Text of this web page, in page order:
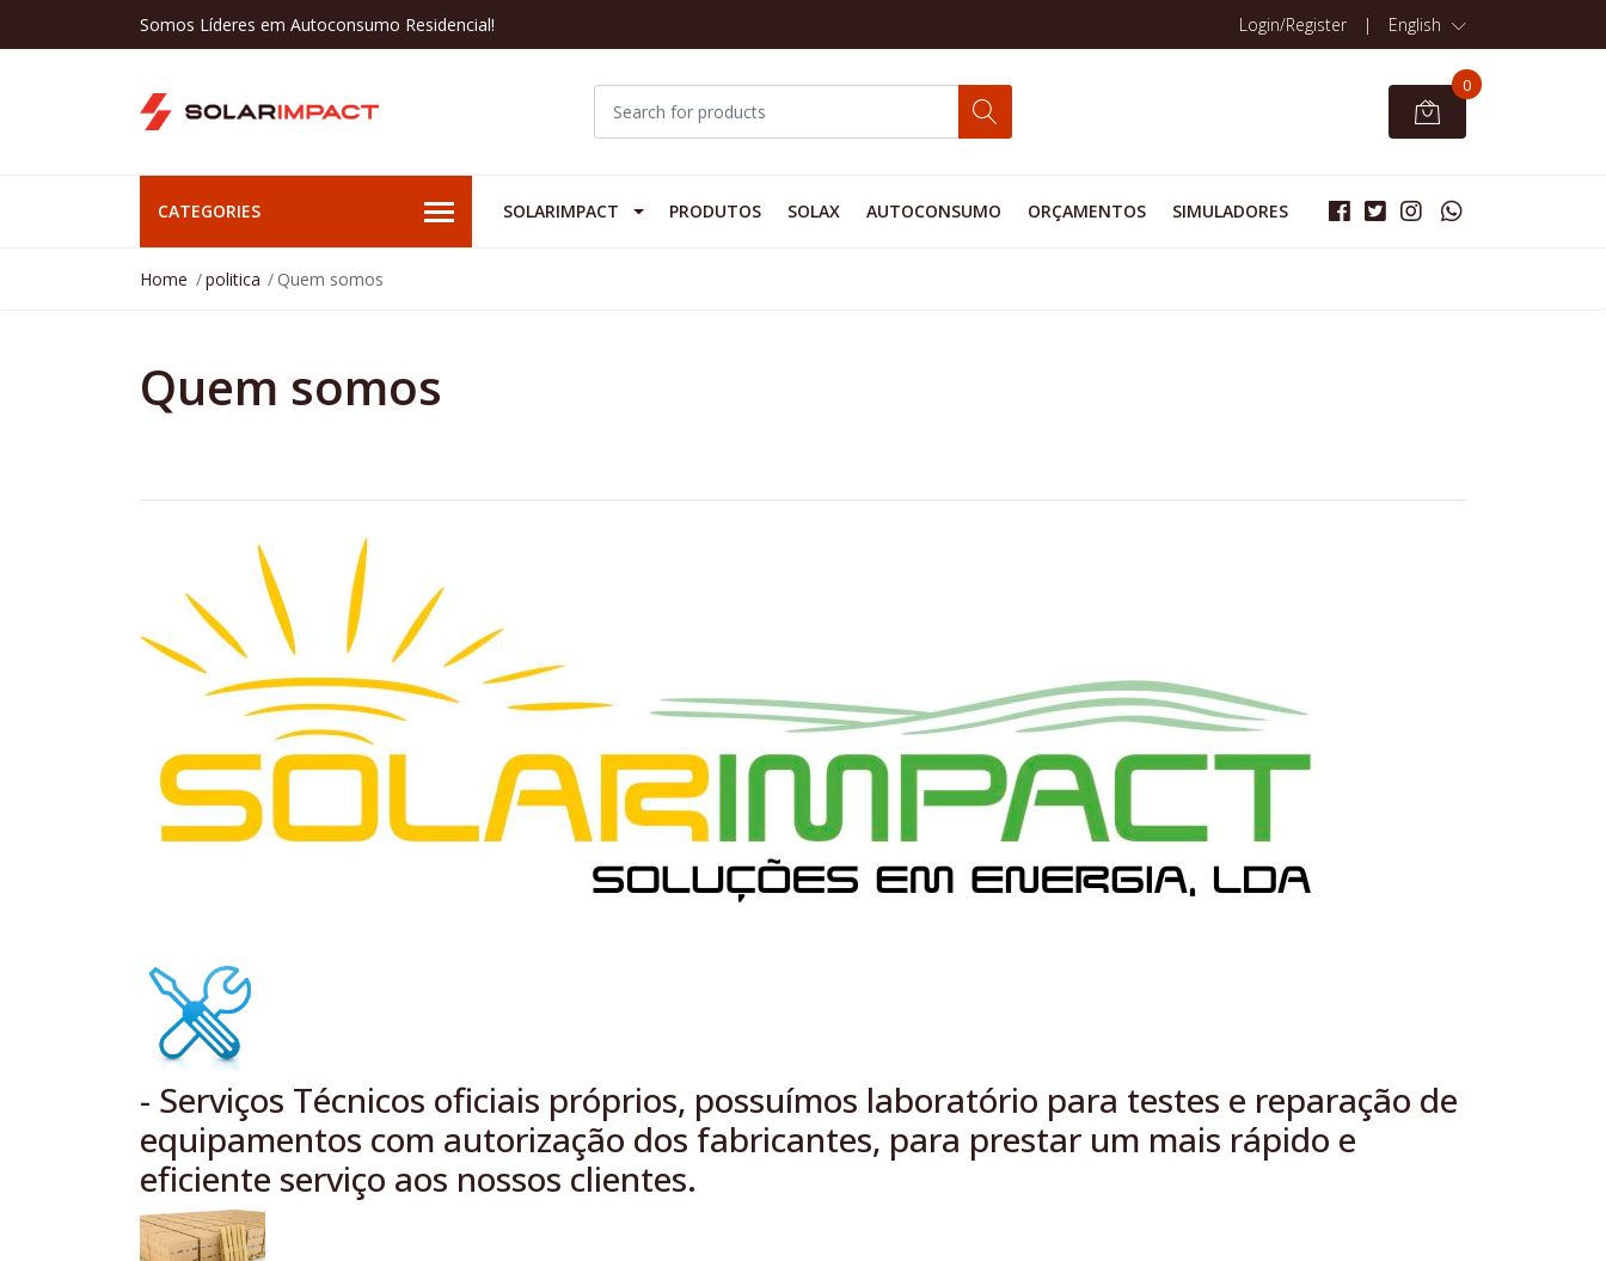
Somos Líderes em Autoconsumo Residencial! Login/Register | English
0
CATEGORIES SOLARIMPACT PRODUTOS SOLAX AUTOCONSUMO ORÇAMENTOS SIMULADORES
Home politica Quem somos
Quem somos
- Serviços Técnicos oficiais próprios, possuímos laboratório para testes e reparação de
equipamentos com autorização dos fabricantes, para prestar um mais rápido e
eficiente serviço aos nossos clientes.